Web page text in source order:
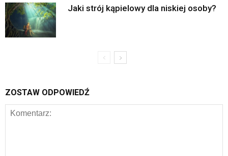
Jaki strój kąpielowy dla niskiej osoby?
ZOSTAW ODPOWIEDŹ